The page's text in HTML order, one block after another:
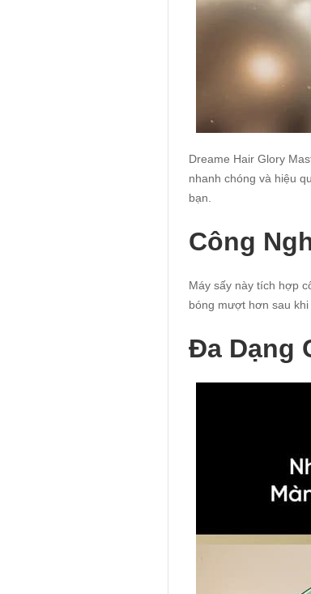
Dreame Hair Glory
nhanh chóng và hiệu
bạn.
Công
Máy sấy này tích hợp
bóng mượt hơn sau
Đa Dạng